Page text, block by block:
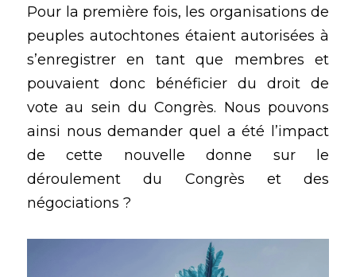
Pour la première fois, les organisations de
peuples autochtones étaient autorisées à
s’enregistrer en tant que membres et
pouvaient donc bénéficier du droit de
vote au sein du Congrès. Nous pouvons
ainsi nous demander quel a été l’impact
de cette nouvelle donne sur le
déroulement du Congrès et des
négociations ?